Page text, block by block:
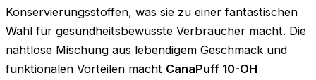
Konservierungsstoffen, was sie zu einer fantastischen
Wahl für gesundheitsbewusste Verbraucher macht. Die
nahtlose Mischung aus lebendigem Geschmack und
funktionalen Vorteilen macht CanaPuff 10-OH